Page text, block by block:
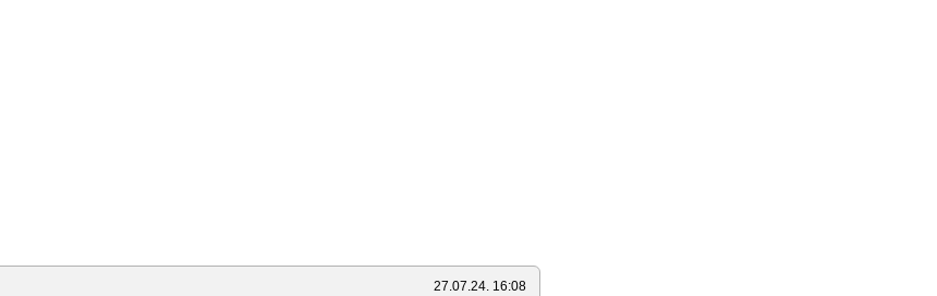
27.07.24. 16:08